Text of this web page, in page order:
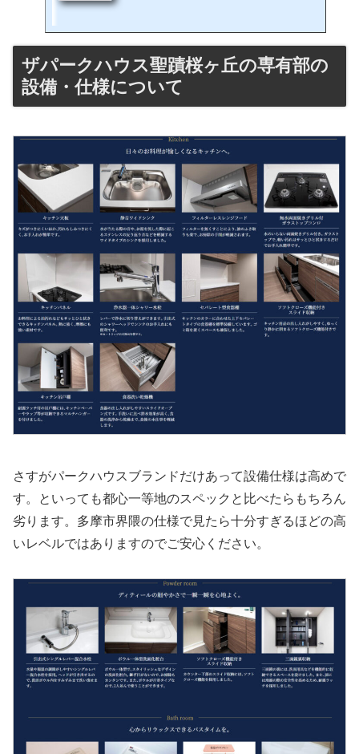
内いたします。ブリリア聖蹟桜ヶ丘ブルーミングテラスの供給戸数
推移(総戸数253戸) 2023年4月6日:第1期1次→100戸 2023年5月30日:第
1期2次→7戸遂に本日ブリリア聖蹟桜ヶ丘の1期1次の供給戸数が発
表されました。総戸数253戸のうち100戸ジャストの供給です。1期1
次で早くも約40%...
ザパークハウス聖蹟桜ヶ丘の専有部の
設備・仕様について
さすがパークハウスブランドだけあって設備仕様は高めで
す。といっても都心一等地のスペックと比べたらもちろん
劣ります。多摩市界隈の仕様で見たら十分すぎるほどの高
いレベルではありますのでご安心ください。